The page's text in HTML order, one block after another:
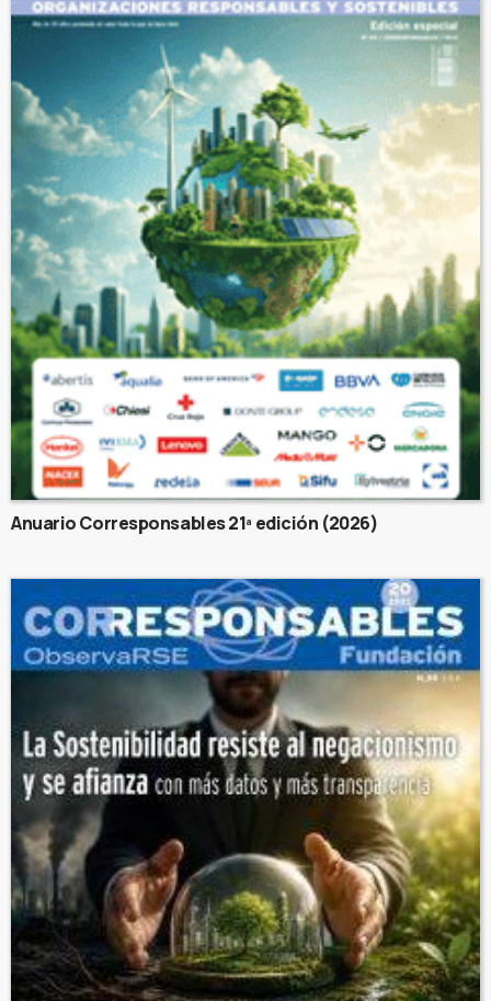
Anuario Corresponsables 21ª edición (2026)